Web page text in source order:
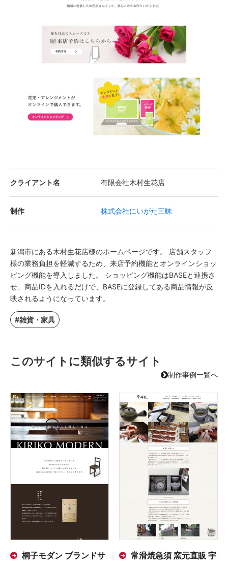
クライアント名 有限会社木村生花店
制作 株式会社にいがた三昧
新潟市にある木村生花店様のホームページです。 店舗スタッフ
様の業務負担を軽減するため、来店予約機能とオンラインショッ
ピング機能を導入しました。 ショッピング機能はBASEと連携さ
せ、商品IDを入れるだけで、BASEに登録してある商品情報が反
映されるようになっています。
#雑貨・家具
このサイトに類似するサイト
制作事例一覧へ
桐子モダン ブランドサ 常滑焼急須 窯元直販 宇